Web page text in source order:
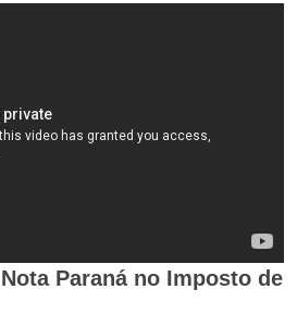
Paraná no Imposto de